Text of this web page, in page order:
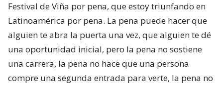
Festival de Viña por pena, que estoy triunfando en
Latinoamérica por pena. La pena puede hacer que
alguien te abra la puerta una vez, que alguien te dé
una oportunidad inicial, pero la pena no sostiene
una carrera, la pena no hace que una persona
compre una segunda entrada para verte, la pena no